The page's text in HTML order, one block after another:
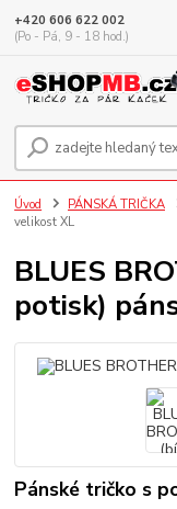
+420 606 622 002
(Po - Pá, 9 - 18 hod.)
Úvod PÁNSKÁ TRIČKA
velikost XL
BLUES
potisk)
Pánské tričko s